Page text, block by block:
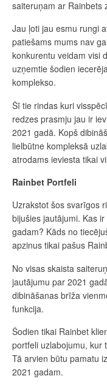
saiteruņam ar Rainbets
Jau ļoti jau esmu rungi
patiešams mums nav
konkurentu veidam visi
uzņemtie šodien
komplekso.
Šī tie rindas kuri
redzes prasmju jau ir
2021 gadā. Kopš
lielbūtne kompleksā
atrodams ieviesta tikai
Rainbet Portfeli
Uzrakstot šos svarīgos
bijušies jautājumi. Kas
gadam? Kāds no
apzinus tikai pašus
No visas skaista
jautājumu par 2021
dibināšanas brīža
funkcija.
Šodien tikai Rainbet
portfeli uzlabojumu, kur
Tā arvien būtu pamatu
2021 gadam.